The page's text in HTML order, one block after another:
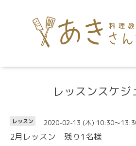
レッスンスケジ
レッスン 2020-02-13 (木) 10:30～
2月レッスン 残り1名様